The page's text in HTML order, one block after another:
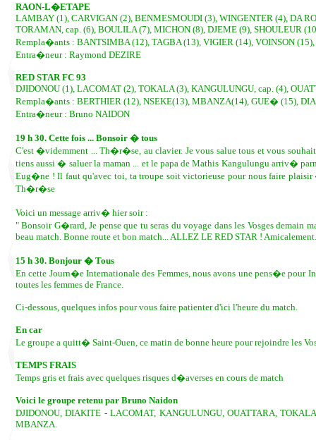
RAON-L�ETAPE
LAMBAY (1), CARVIGAN (2), BENMESMOUDI (3), WINGENTER (4), DA
TORAMAN, cap. (6), BOULILA (7), MICHON (8), DJEME (9), SHOULEUR
Rempla�ants : BANTSIMBA (12), TAGBA (13), VIGIER (14), VOINSON
Entra�neur : Raymond DEZIRE
RED STAR FC 93
DJIDONOU (1), LACOMAT (2), TOKALA (3), KANGULUNGU, cap. (4),
Rempla�ants : BERTHIER (12), NSEKE(13), MBANZA(14), GUE� (15),
Entra�neur : Bruno NAIDON
19 h 30. Cette fois ... Bonsoir � tous
C'est �videmment ... Th�r�se, au clavier. Je vous salue tous et vous
tiens aussi � saluer la maman ... et le papa de Mathis Kangulungu arriv�
Eug�ne ! Il faut qu'avec toi, ta troupe soit victorieuse pour nous faire plaisir
Th�r�se
Voici un message arriv� hier soir :
" Bonsoir G�rard, Je pense que tu seras du voyage dans les Vosges
beau match. Bonne route et bon match... ALLEZ LE RED STAR !
15 h 30. Bonjour � Tous
En cette Journ�e Internationale des Femmes, nous avons une pens�e
toutes les femmes de France.
Ci-dessous, quelques infos pour vous faire patienter d'ici l'heure du match.
En car
Le groupe a quitt� Saint-Ouen, ce matin de bonne heure pour rejoindre les
TEMPS FRAIS
Temps gris et frais avec quelques risques d�averses en cours de match
Voici le groupe retenu par Bruno Naidon
DJIDONOU, DIAKITE - LACOMAT, KANGULUNGU, OUATTARA,
MBANZA.